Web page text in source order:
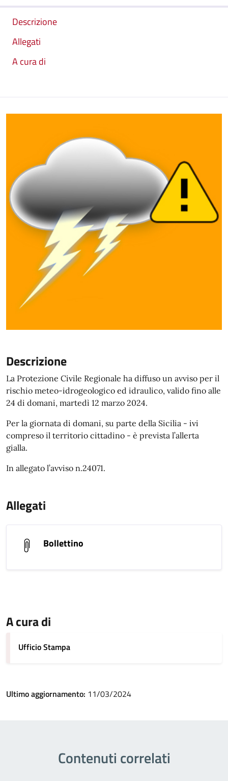
Descrizione
Allegati
A cura di
Descrizione
La Protezione Civile Regionale ha diffuso un avviso per il
rischio meteo-idrogeologico ed idraulico, valido fino alle
24 di domani, martedì 12 marzo 2024.
Per la giornata di domani, su parte della Sicilia - ivi
compreso il territorio cittadino - è prevista l’allerta
gialla.
In allegato l’avviso n.24071.
Allegati
Bollettino
A cura di
Ufficio Stampa
Ultimo aggiornamento: 11/03/2024
Contenuti correlati